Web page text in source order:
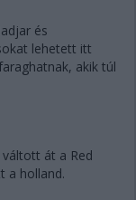
és
lehetett itt
akik túl
át a Red
a holland.